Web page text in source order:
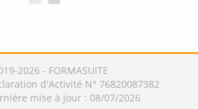
2026 - FORMASUITE
d'Activité N° 76820087382
mise à jour : 08/07/2026